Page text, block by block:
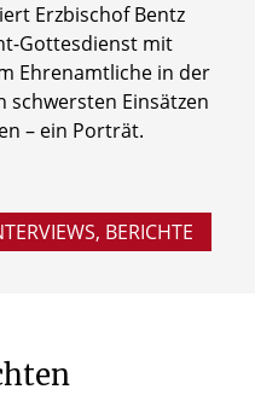
Erzbischof Bentz
Gottesdienst mit
Ehrenamtliche in der
schwersten Einsätzen
– ein Porträt.
BERICHTE